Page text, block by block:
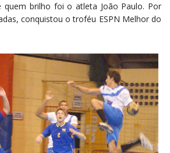
quem brilho foi o atleta João Paulo. Por
conquistou o troféu ESPN Melhor do